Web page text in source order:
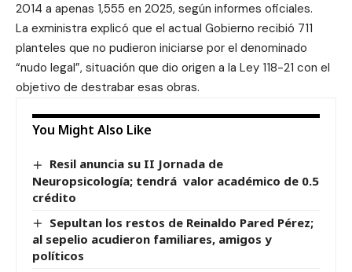
2014 a apenas 1,555 en 2025, según informes oficiales.
La exministra explicó que el actual Gobierno recibió 711
planteles que no pudieron iniciarse por el denominado
“nudo legal”, situación que dio origen a la Ley 118-21 con el
objetivo de destrabar esas obras.
You Might Also Like
Resil anuncia su II Jornada de
Neuropsicología; tendrá valor académico de 0.5
crédito
Sepultan los restos de Reinaldo Pared Pérez;
al sepelio acudieron familiares, amigos y
políticos